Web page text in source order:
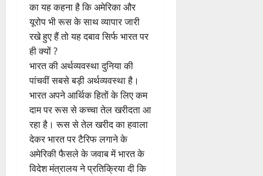
का यह कहना है कि अमेरिका और
यूरोप भी रूस के साथ व्यापार जारी
रखे हुए हैं तो यह दबाव सिर्फ भारत पर
ही क्यों ?
भारत की अर्थव्यवस्था दुनिया की
पांचवीं सबसे बड़ी अर्थव्यवस्था है।
भारत अपने आर्थिक हितों के लिए कम
दाम पर रूस से कच्चा तेल खरीदता आ
रहा है। रूस से तेल खरीद का हवाला
देकर भारत पर टैरिफ लगाने के
अमेरिकी फैसले के जवाब में भारत के
विदेश मंत्रालय ने प्रतिक्रिया दी कि